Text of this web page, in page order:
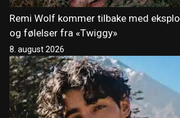
Remi Wolf kommer tilbake med
og følelser fra «Twiggy»
8. august 2026